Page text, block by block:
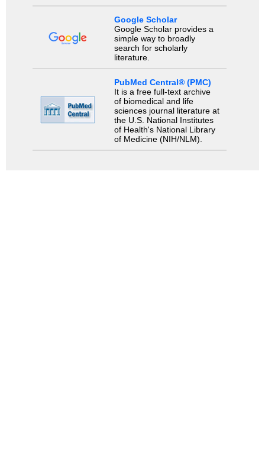
Google Scholar
Google Scholar provides a
simple way to broadly
search for scholarly
literature.
PubMed Central® (PMC)
It is a free full-text archive
of biomedical and life
sciences journal literature at
the U.S. National Institutes
of Health's National Library
of Medicine (NIH/NLM).